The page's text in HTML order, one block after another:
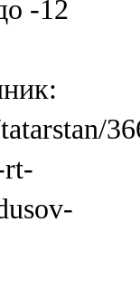
-12
rt-